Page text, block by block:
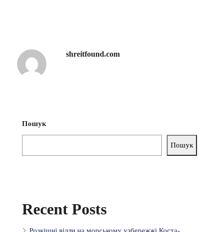
shreitfound.com
Пошук
Пошук
Recent Posts